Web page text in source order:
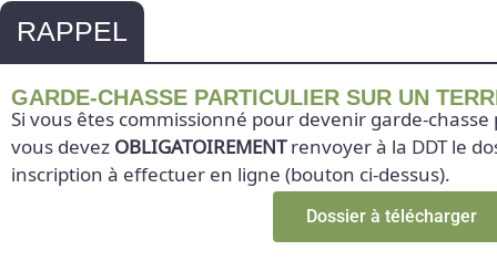
RAPPEL
GARDE-CHASSE PARTICULIER SUR UN
Si vous êtes commissionné pour devenir garde-
vous devez OBLIGATOIREMENTrenvoyer à la DDT le
inscription à effectuer en ligne (bouton ci-dessus).
Dossier à télécharger